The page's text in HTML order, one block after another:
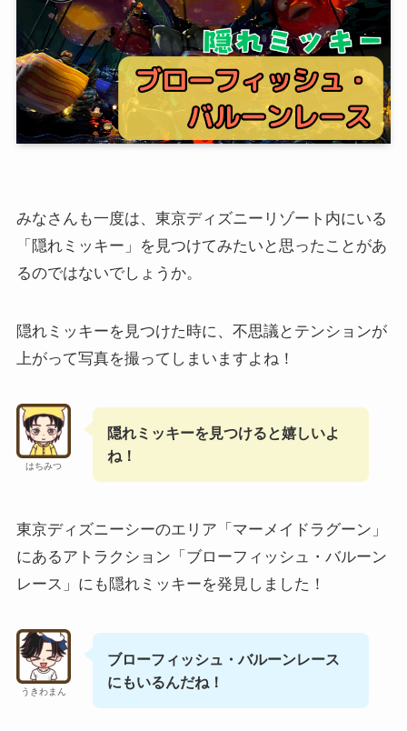
みなさんも一度は、東京ディズニーリゾート内にいる
「隠れミッキー」を見つけてみたいと思ったことがあ
るのではないでしょうか。
隠れミッキーを見つけた時に、不思議とテンションが
上がって写真を撮ってしまいますよね！
はちみつ
隠れミッキーを見つけると嬉しいよ
ね！
東京ディズニーシーのエリア「マーメイドラグーン」
にあるアトラクション「ブローフィッシュ・バルーン
レース」にも隠れミッキーを発見しました！
うきわまん
ブローフィッシュ・バルーンレース
にもいるんだね！